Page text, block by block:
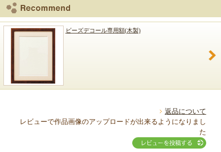
ビーズデコール専用額(木製)
返品について
レビューで作品画像のアップロードが出来るようになりまし
た